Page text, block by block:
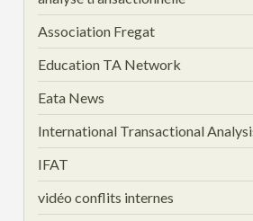
Association Fregat
Education TA Network
Eata News
International Transactional
IFAT
vidéo conflits internes